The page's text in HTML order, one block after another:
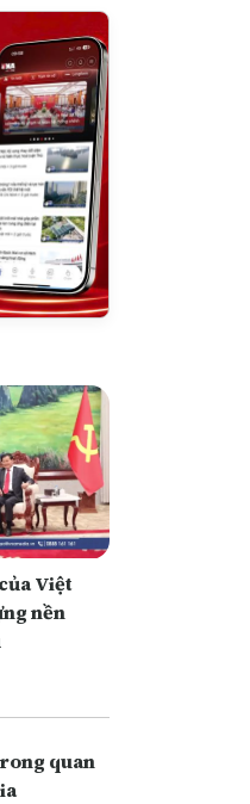
Việt
nền
quan